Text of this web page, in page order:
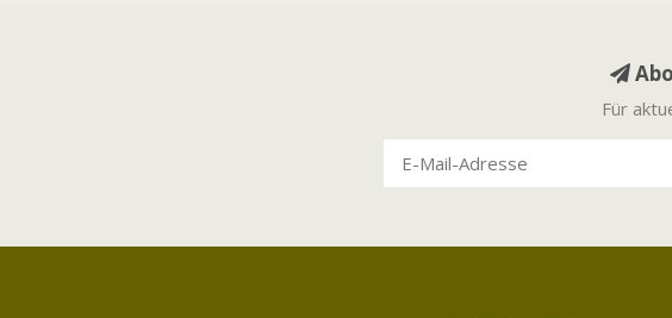
Für